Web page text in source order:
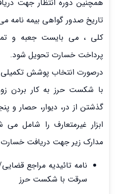
تاریخ صدور گواهی بیمه
کلی ، می بایست جعبه و
پرداخت خسارت تحویل شود.
درصورت انتخاب پوشش
با شکست حرز به کار بردن
گذشتن از در، دیوار، حصار و
ابزار غیرمتعارف را شامل می
مدارک زیر جهت دریافت
نامه تائیدیه مراجع
سرقت با شکست حرز